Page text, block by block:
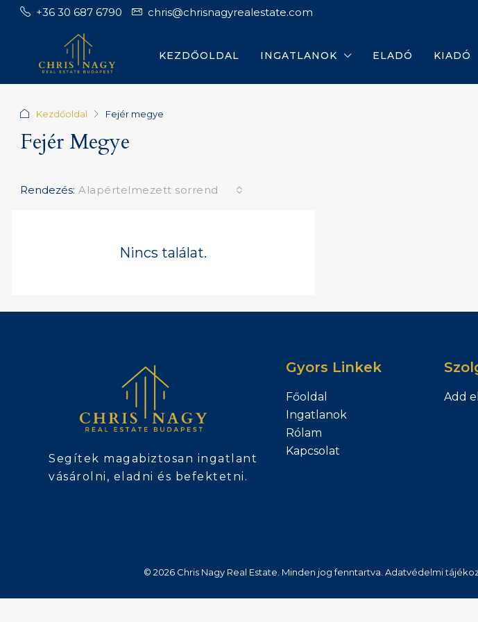
+36 30 687 6790 chris@chrisnagyrealestate.com
KEZDŐOLDAL INGATLANOK ELADÓ KIADÓ
Kezdőoldal Fejér megye
Fejér Megye
Rendezés: Alapértelmezett sorrend
Nincs találat.
Segítek magabiztosan ingatlant
vásárolni, eladni és befektetni.
Gyors Linkek
Főoldal
Ingatlanok
Rólam
Kapcsolat
Add
© 2026 Chris Nagy Real Estate. Minden jog fenntartva. Adatvédelmi